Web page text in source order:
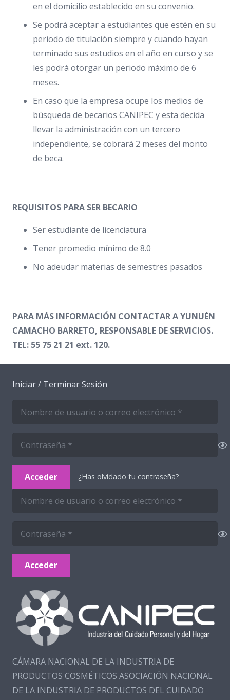
en el domicilio establecido en su convenio.
Se podrá aceptar a estudiantes que estén en su
periodo de titulación siempre y cuando hayan
terminado sus estudios en el año en curso y se
les podrá otorgar un periodo máximo de 6
meses.
En caso que la empresa ocupe los medios de
búsqueda de becarios CANIPEC y esta decida
llevar la administración con un tercero
independiente, se cobrará 2 meses del monto
de beca.
REQUISITOS PARA SER BECARIO
Ser estudiante de licenciatura
Tener promedio mínimo de 8.0
No adeudar materias de semestres pasados
PARA MÁS INFORMACIÓN CONTACTAR A YUNUÉN
CAMACHO BARRETO, RESPONSABLE DE SERVICIOS.
TEL: 55 75 21 21 ext. 120.
Iniciar / Terminar Sesión
Acceder ¿Has olvidado tu contraseña?
Acceder
CÁMARA NACIONAL DE LA INDUSTRIA DE
PRODUCTOS COSMÉTICOS ASOCIACIÓN NACIONAL
DE LA INDUSTRIA DE PRODUCTOS DEL CUIDADO